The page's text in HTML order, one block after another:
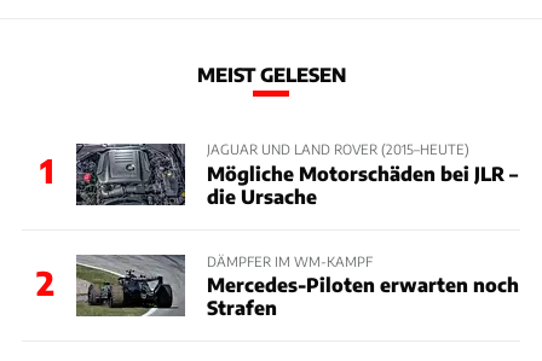
MEIST GELESEN
1
JAGUAR UND LAND ROVER (2015–HEUTE)
Mögliche Motorschäden bei JLR –
die Ursache
2
DÄMPFER IM WM-KAMPF
Mercedes-Piloten erwarten noch
Strafen